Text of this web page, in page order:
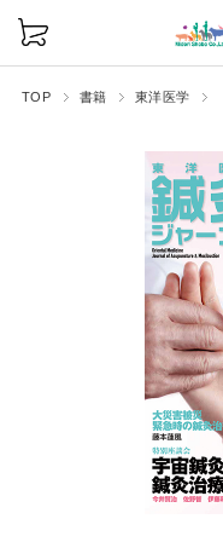
TOP 書籍 東洋医学